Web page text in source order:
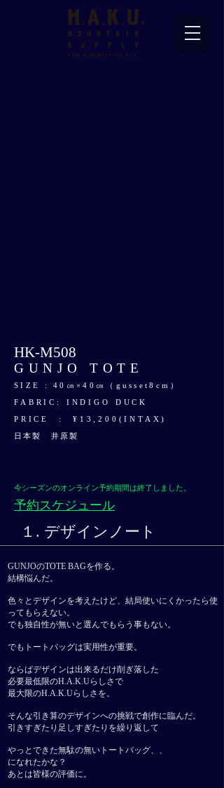
HK-M508
GUNJO TOTE
SIZE : 40㎝×40㎝（gusset8cm）
​FABRIC: INDIGO DUCK
PRICE : ¥13,200(INTAX)
日本製 井原製
今シーズンのオンライン予約期間は終了しました。
予約スケジュール
１. デザインノート
GUNJOのTOTE BAGを作る。
結構悩んだ。
色々とデザインを考えたけど、結局使いにくかったら使
ってもらえない。
でも独自性が無いと選んでもらう事もない。
でもトートバッグは実用性が重要。
ならばデザインは出来るだけ削ぎ落した
必要最低限のH.A.K.Uらしさで
最大限のH.A.K.Uらしさを。
​そんな引き算のデザインへの挑戦で創作に臨んだ。
引きすぎたり足しすぎたりを繰り返して
やっとできた無駄の無いトートバッグ、、
になれたかな？
​あとは皆様の評価に。